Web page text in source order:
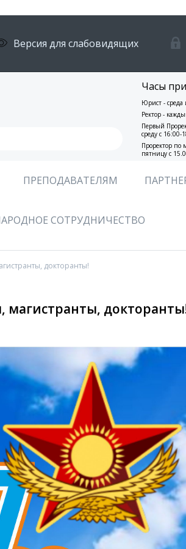
Версия для слабовидящих
Часы
Юрист - среда
Ректор -
Первый
среду с 16:00-
Проректор по
пятницу с
ПРЕПОДАВАТЕЛЯМ
СОТРУДНИЧЕСТВО
докторанты!
магистранты,